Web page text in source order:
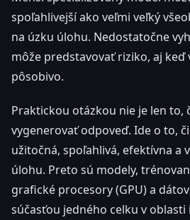
spoľahlivejší ako veľmi veľký
na úzku úlohu. Nedostatočne
môže predstavovať riziko, aj keď
pôsobivo.
Praktickou otázkou nie je len to,
vygenerovať odpoveď. Ide o to,
užitočná, spoľahlivá, efektívna a
úlohu. Preto sú modely,
grafické procesory (GPU) a
súčasťou jedného celku v